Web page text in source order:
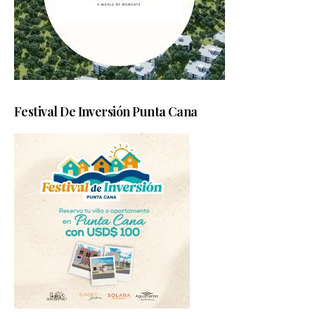
Festival De Inversión Punta Cana